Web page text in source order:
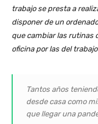
trabajo se presta a
disponer de un
que cambiar las rutinas
oficina por las del
Tantos años
desde casa como
que llegar una